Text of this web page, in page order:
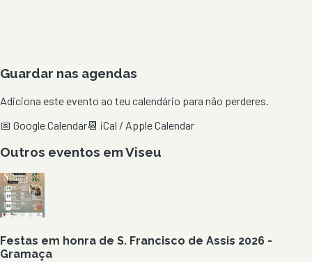
Guardar nas agendas
Adiciona este evento ao teu calendário para não perderes.
📅 Google Calendar📆 iCal / Apple Calendar
Outros eventos emViseu
Festas em honra de S. Francisco de Assis 2026 -
Gramaça